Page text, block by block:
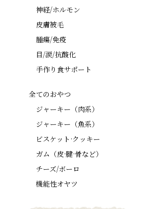
神経/ホルモン
皮膚被毛
腫瘍/免疫
目/涙/抗酸化
手作り食サポート
全てのおやつ
ジャーキー（肉系）
ジャーキー（魚系）
ビスケット·クッキー
ガム（皮·腱·骨など）
チーズ/ボーロ
機能性オヤツ